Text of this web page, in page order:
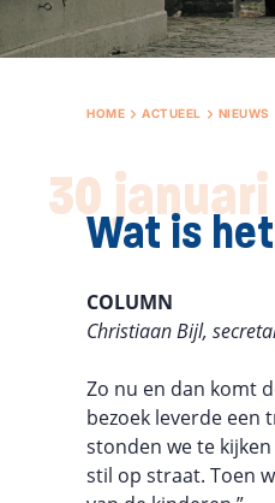
HOME ACTUEEL NIEUWS
30
Wat is
COLUMN
Christiaan Bijl,
Zo nu en dan komt
bezoek leverde een
stonden we te
stil op straat. Toen